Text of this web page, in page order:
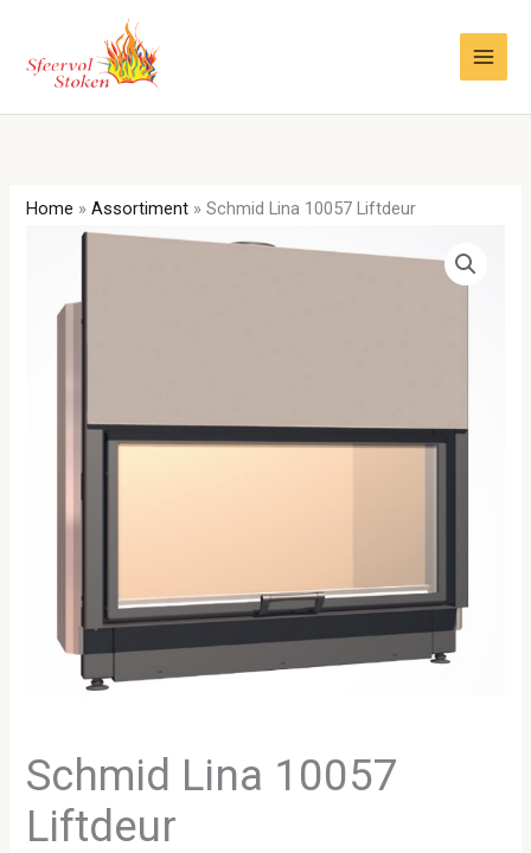
inhoud
Home »Assortiment »Schmid Lina 10057 Liftdeur
Schmid Lina 10057
Liftdeur